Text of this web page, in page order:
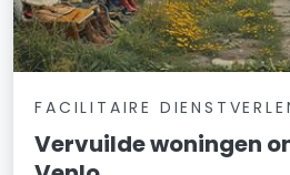
FACILITAIRE
Vervuilde woningen